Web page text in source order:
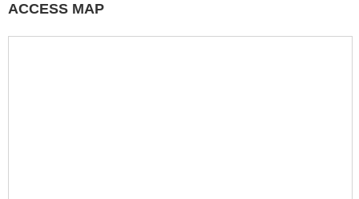
ACCESS MAP